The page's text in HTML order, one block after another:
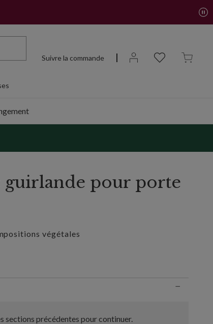
Suivre la commande
guirlande pour porte
végétales
−
sections précédentes pour continuer.